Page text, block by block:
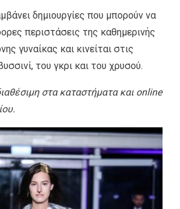
δημιουργίες που μπορούν να
περιστάσεις της καθημερινής
γυναίκας και κινείται στις
του γκρι και του χρυσού.
στα καταστήματα και οnline